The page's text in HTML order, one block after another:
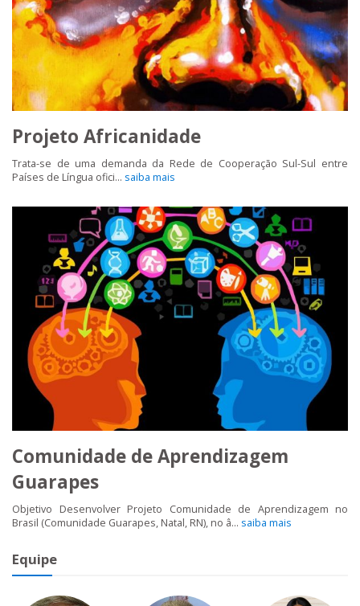
Projeto Africanidade
Trata-se de uma demanda da Rede de Cooperação Sul-Sul entre
Países de Língua ofici... saiba mais
Comunidade de Aprendizagem
Guarapes
Objetivo Desenvolver Projeto Comunidade de Aprendizagem no
Brasil (Comunidade Guarapes, Natal, RN), no â... saiba mais
Equipe